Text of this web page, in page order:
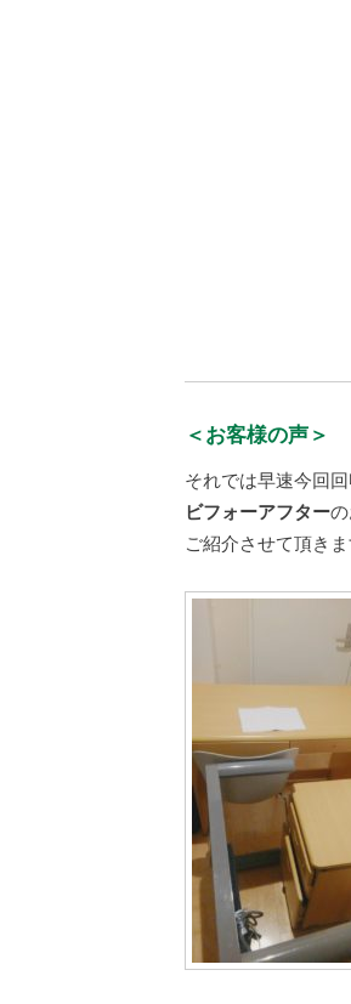
＜お客様の声＞
それでは早速今回
ビフォーアフター
ご紹介させて頂き